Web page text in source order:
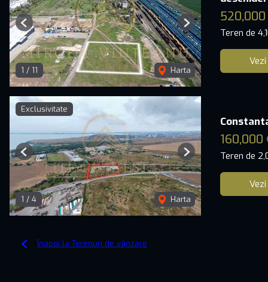
1 / 11 Harta
Previous Next Teren de
Exclusivitate
1 / 4 Harta
Previous Next
160,000
Teren de
Înapoi la Terenuri de vânzare